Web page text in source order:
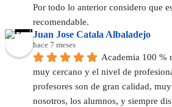
Por todo lo anterior considero que
recomendable.
Juan Jose Catala Albaladejo
hace 7 meses
Academia 100 %
muy cercano y el nivel de
profesores son de gran calidad,
nosotros, los alumnos, y siempre